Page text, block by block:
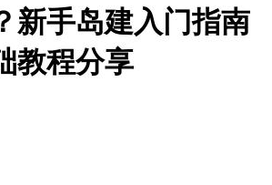
新手岛建入门指南
教程分享